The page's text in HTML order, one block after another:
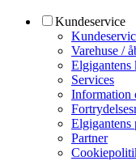
Kundeservice
Varehuse /
Elgigantens
Services
Information
Partner